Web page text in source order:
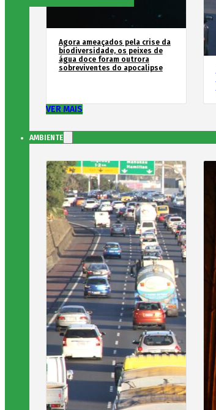
Agora ameaçados pela crise da
biodiversidade, os peixes de
água doce foram outrora
sobreviventes do apocalipse
VER MAIS
AMBIENTE